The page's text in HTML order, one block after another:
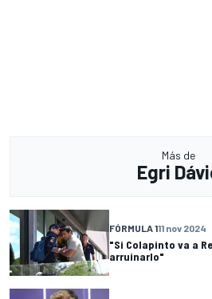
Más de
Egri
FÓRMULA 111 nov 2024
"Si Colapinto va a
arruinarlo"